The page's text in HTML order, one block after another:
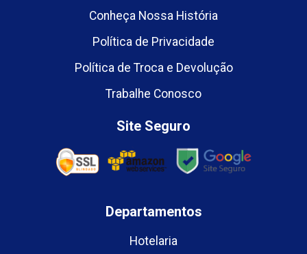
Conheça Nossa História
Política de Privacidade
Política de Troca e Devolução
Trabalhe Conosco
Site Seguro
Departamentos
Hotelaria